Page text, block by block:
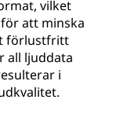
vilket
att minska
förlustfritt
all ljuddata
i